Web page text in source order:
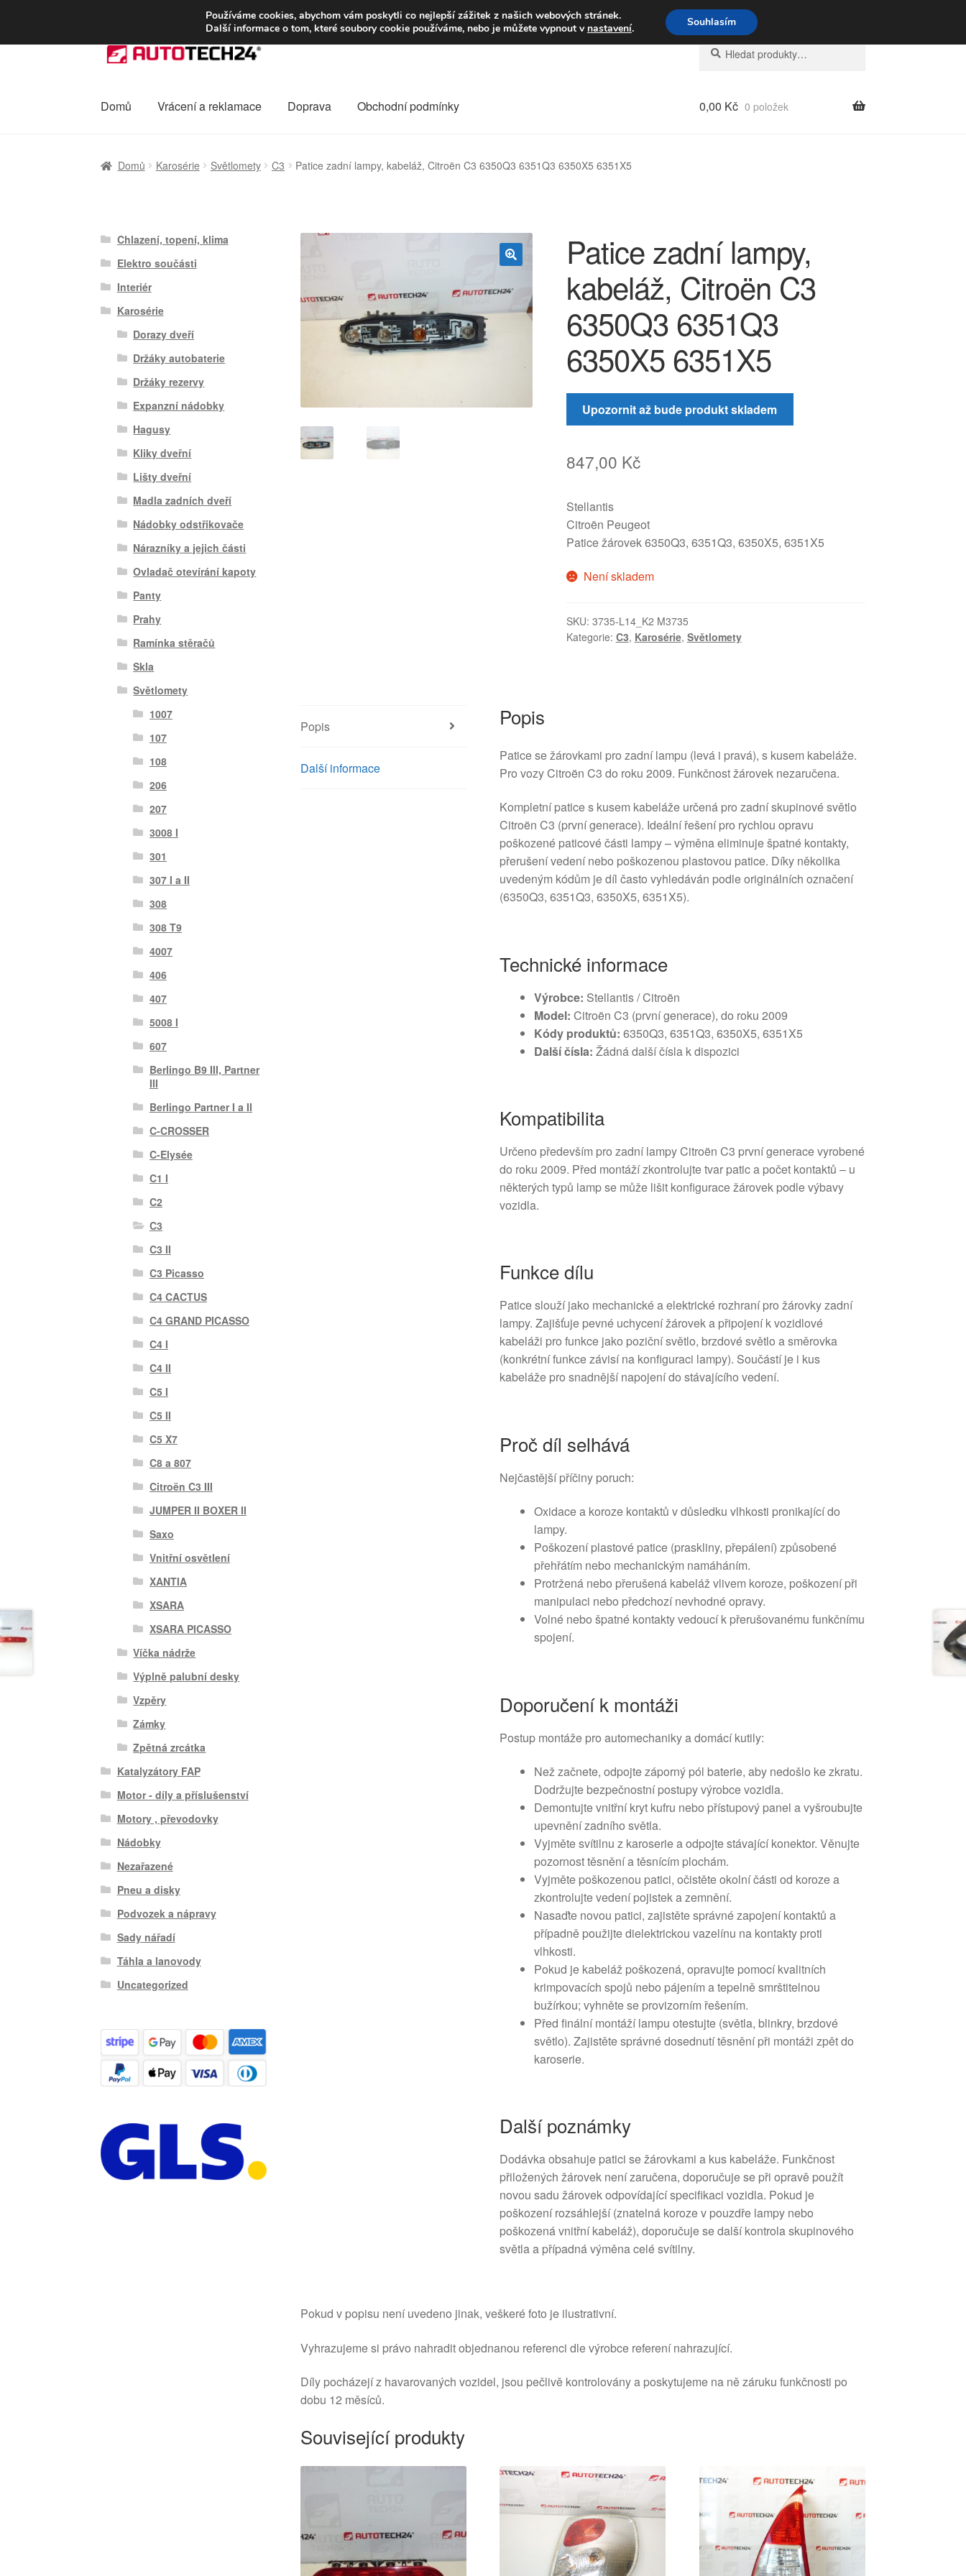
DOPRAVA od 139,-Kč Volejte po-pá 9-16 704 494 494
Přeskočit
na
Přejít
webu
Hledat:
Hledat
Domů Vrácení a reklamace Doprava Obchodní podmínky 0,00 Kč 0 položek
Domů Karosérie Světlomety C3 Patice zadní lampy, kabeláž, Citroën C3 6350Q3 6351Q3 6350X5 6351X5
Patice zadní lampy,
kabeláž, Citroën C3
6350Q3 6351Q3
6350X5 6351X5
Upozornit až bude produkt skladem
847,00 Kč
Stellantis
Citroën Peugeot
Patice žárovek 6350Q3, 6351Q3, 6350X5, 6351X5
Není skladem
SKU: 3735-L14_K2 M3735
Kategorie: C3, Karosérie, Světlomety
Popis
Další informace
Popis
Patice se žárovkami pro zadní lampu (levá i pravá), s kusem kabeláže.
Pro vozy Citroën C3 do roku 2009. Funkčnost žárovek nezaručena.
Kompletní patice s kusem kabeláže určená pro zadní skupinové světlo
Citroën C3 (první generace). Ideální řešení pro rychlou opravu
poškozené paticové části lampy – výměna eliminuje špatné kontakty,
přerušení vedení nebo poškozenou plastovou patice. Díky několika
uvedeným kódům je díl často vyhledáván podle originálních označení
(6350Q3, 6351Q3, 6350X5, 6351X5).
Technické informace
Výrobce: Stellantis / Citroën
Model: Citroën C3 (první generace), do roku 2009
Kódy produktů: 6350Q3, 6351Q3, 6350X5, 6351X5
Další čísla: Žádná další čísla k dispozici
Kompatibilita
Určeno především pro zadní lampy Citroën C3 první generace vyrobené
do roku 2009. Před montáží zkontrolujte tvar patic a počet kontaktů – u
některých typů lamp se může lišit konfigurace žárovek podle výbavy
vozidla.
Funkce dílu
Patice slouží jako mechanické a elektrické rozhraní pro žárovky zadní
lampy. Zajišťuje pevné uchycení žárovek a připojení k vozidlové
kabeláži pro funkce jako poziční světlo, brzdové světlo a směrovka
(konkrétní funkce závisí na konfiguraci lampy). Součástí je i kus
kabeláže pro snadnější napojení do stávajícího vedení.
Proč díl selhává
Nejčastější příčiny poruch:
Oxidace a koroze kontaktů v důsledku vlhkosti pronikající do
lampy.
Poškození plastové patice (praskliny, přepálení) způsobené
přehřátím nebo mechanickým namáháním.
Protržená nebo přerušená kabeláž vlivem koroze, poškození při
manipulaci nebo předchozí nevhodné opravy.
Volné nebo špatné kontakty vedoucí k přerušovanému funkčnímu
spojení.
Doporučení k montáži
Postup montáže pro automechaniky a domácí kutily:
Než začnete, odpojte záporný pól baterie, aby nedošlo ke zkratu.
Dodržujte bezpečnostní postupy výrobce vozidla.
Demontujte vnitřní kryt kufru nebo přístupový panel a vyšroubujte
upevnění zadního světla.
Vyjměte svítilnu z karoserie a odpojte stávající konektor. Věnujte
pozornost těsnění a těsnícím plochám.
Vyjměte poškozenou patici, očistěte okolní části od koroze a
zkontrolujte vedení pojistek a zemnění.
Nasaďte novou patici, zajistěte správné zapojení kontaktů a
případně použijte dielektrickou vazelínu na kontakty proti
vlhkosti.
Pokud je kabeláž poškozená, opravujte pomocí kvalitních
krimpovacích spojů nebo pájením a tepelně smrštitelnou
bužírkou; vyhněte se provizorním řešením.
Před finální montáží lampu otestujte (světla, blinkry, brzdové
světlo). Zajistěte správné dosednutí těsnění při montáži zpět do
karoserie.
Další poznámky
Dodávka obsahuje patici se žárovkami a kus kabeláže. Funkčnost
přiložených žárovek není zaručena, doporučuje se při opravě použít
novou sadu žárovek odpovídající specifikaci vozidla. Pokud je
poškození rozsáhlejší (znatelná koroze v pouzdře lampy nebo
poškozená vnitřní kabeláž), doporučuje se další kontrola skupinového
světla a případná výměna celé svítilny.
Pokud v popisu není uvedeno jinak, veškeré foto je ilustrativní.
Vyhrazujeme si právo nahradit objednanou referenci dle výrobce referení nahrazující.
Díly pocházejí z havarovaných vozidel, jsou pečlivě kontrolovány a poskytujeme na ně záruku funkčnosti po
dobu 12 měsíců.
Související produkty
Chlazení, topení, klima
Elektro součásti
Interiér
Karosérie
Dorazy dveří
Držáky autobaterie
Držáky rezervy
Expanzní nádobky
Hagusy
Kliky dveřní
Lišty dveřní
Madla zadních dveří
Nádobky odstřikovače
Nárazníky a jejich části
Ovladač otevírání kapoty
Panty
Prahy
Ramínka stěračů
Skla
Světlomety
1007
107
108
206
207
3008 I
301
307 I a II
308
308 T9
4007
406
407
5008 I
607
Berlingo B9 III, Partner
III
Berlingo Partner I a II
C-CROSSER
C-Elysée
C1 I
C2
C3
C3 II
C3 Picasso
C4 CACTUS
C4 GRAND PICASSO
C4 I
C4 II
C5 I
C5 II
C5 X7
C8 a 807
Citroën C3 III
JUMPER II BOXER II
Saxo
Vnitřní osvětlení
XANTIA
XSARA
XSARA PICASSO
Víčka nádrže
Výplně palubní desky
Vzpěry
Zámky
Zpětná zrcátka
Katalyzátory FAP
Motor - díly a příslušenství
Motory , převodovky
Nádobky
Nezařazené
Pneu a disky
Podvozek a nápravy
Sady nářadí
Táhla a lanovody
Uncategorized
Používáme cookies, abychom vám poskytli co nejlepší zážitek z našich webových stránek.
Další informace o tom, které soubory cookie používáme, nebo je můžete vypnout v nastavení. Souhlasím